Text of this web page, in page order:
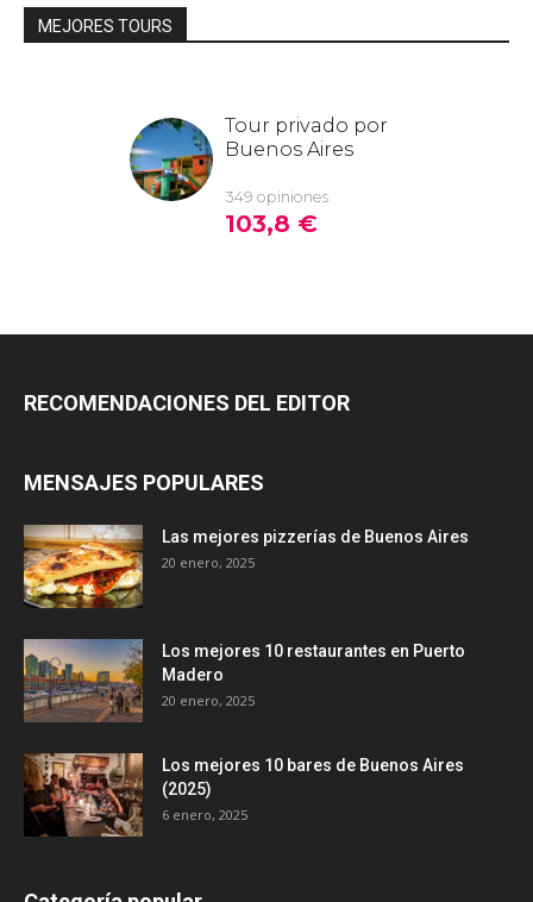
MEJORES TOURS
RECOMENDACIONES DEL EDITOR
MENSAJES POPULARES
Las mejores pizzerías de Buenos Aires
20 enero, 2025
Los mejores 10 restaurantes en Puerto
Madero
20 enero, 2025
Los mejores 10 bares de Buenos Aires
(2025)
6 enero, 2025